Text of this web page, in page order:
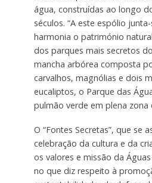
água, construídas ao longo
séculos. “A este espólio
harmonia o património
dos parques mais secretos
mancha arbórea composta
carvalhos, magnólias e dois
eucaliptos, o Parque das
pulmão verde em plena zona
O “Fontes Secretas”, que se
celebração da cultura e da
os valores e missão da
no que diz respeito à